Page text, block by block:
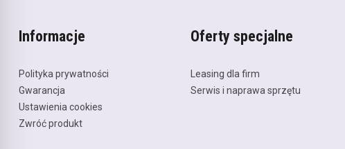
Informacje
Polityka prywatności
Gwarancja
Ustawienia cookies
Zwróć produkt
Oferty specjalne
Leasing dla firm
Serwis i naprawa sprzętu